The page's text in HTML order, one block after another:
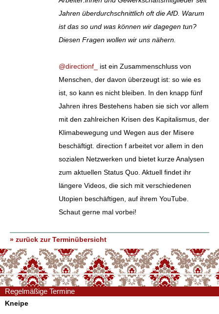
Jahren überdurchschnittlich oft die AfD. Warum
ist das so und was können wir dagegen tun?
Diesen Fragen wollen wir uns nähern.
@directionf_
ist ein Zusammenschluss von
Menschen, der davon überzeugt ist: so wie es
ist, so kann es nicht bleiben. In den knapp fünf
Jahren ihres Bestehens haben sie sich vor allem
mit den zahlreichen Krisen des Kapitalismus, der
Klimabewegung und Wegen aus der Misere
beschäftigt. direction f arbeitet vor allem in den
sozialen Netzwerken und bietet kurze Analysen
zum aktuellen Status Quo. Aktuell findet ihr
längere Videos, die sich mit verschiedenen
Utopien beschäftigen, auf ihrem YouTube.
Schaut gerne mal vorbei!
» zurück zur Terminübersicht
Regelmäßige Termine
Kneipe